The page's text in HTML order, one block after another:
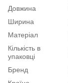
Довжина
Ширина
Матеріал
Кількість в
упаковці
Бренд